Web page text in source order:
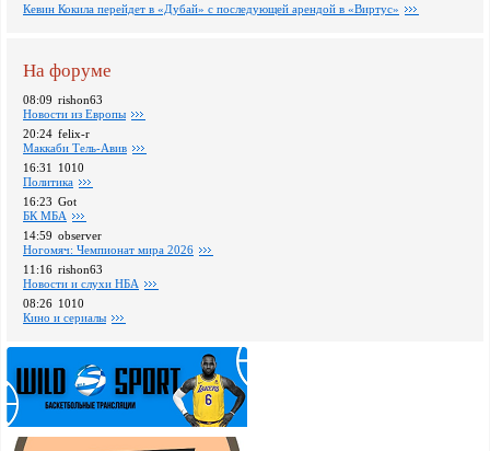
Кевин Кокила перейдет в «Дубай» с последующей арендой в «Виртус»
На форуме
08:09 rishon63
Новости из Европы
20:24 felix-r
Маккаби Тель-Авив
16:31
1010
Политика
16:23 Got
БК МБА
14:59 observer
Ногомяч: Чемпионат мира 2026
11:16 rishon63
Новости и слухи НБА
08:26 1010
Кино и сериалы